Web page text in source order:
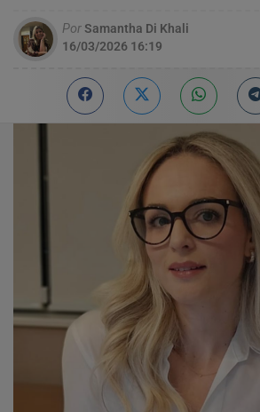
PorSamantha Di Khali
16/03/2026 16:19